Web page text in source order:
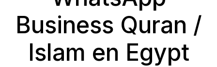
Business Quran /
Islam en Egypt